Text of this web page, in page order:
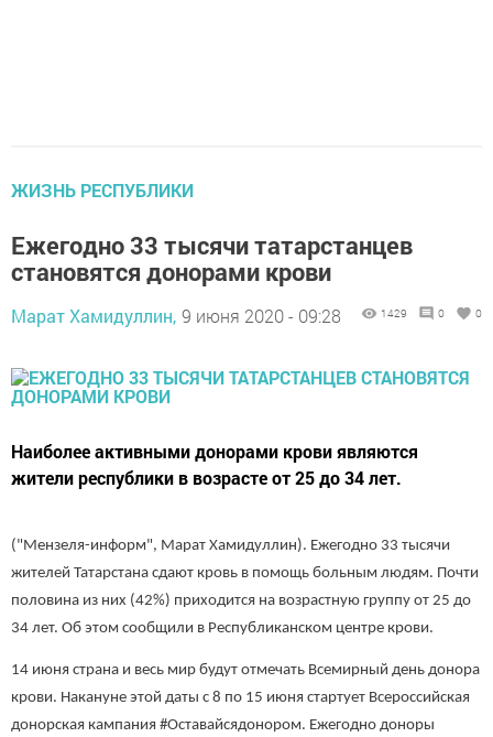
ЖИЗНЬ РЕСПУБЛИКИ
Ежегодно 33 тысячи татарстанцев
становятся донорами крови
Марат Хамидуллин, 9 июня 2020 - 09:28 1429 0 0
Наиболее активными донорами крови являются
жители республики в возрасте от 25 до 34 лет.
("Мензеля-информ", Марат Хамидуллин). Ежегодно 33 тысячи
жителей Татарстана сдают кровь в помощь больным людям. Почти
половина из них (42%) приходится на возрастную группу от 25 до
34 лет. Об этом сообщили в Республиканском центре крови.
14 июня страна и весь мир будут отмечать Всемирный день донора
крови. Накануне этой даты с 8 по 15 июня стартует Всероссийская
донорская кампания #Оставайсядонором. Ежегодно доноры